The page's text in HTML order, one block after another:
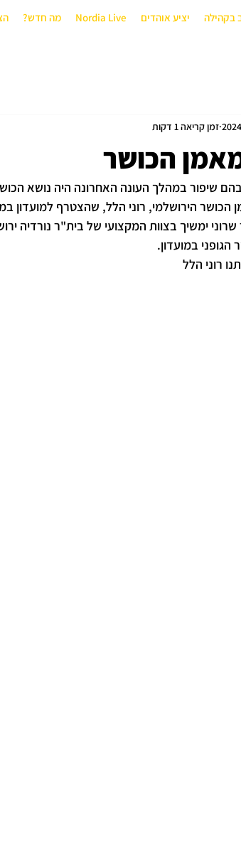
בקהילה יציע אוהדים Nordia Live מה חדש?
הכושר
זמן קריאה 1 דקות
שיפור במהלך העונה האחרונה היה נושא
הכושר הירושלמי, רוני הלל, שהצטרף למועדון
ימשיך בצוות המקצועי של בית"ר נורדיה
במועדון.
רוני הלל